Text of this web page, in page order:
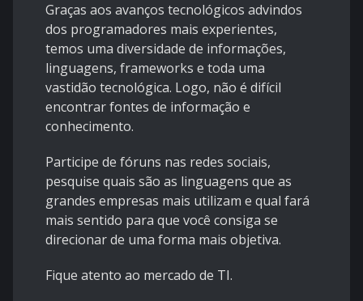
Graças aos avanços tecnológicos advindos
dos programadores mais experientes,
temos uma diversidade de informações,
linguagens, frameworks e toda uma
vastidão tecnológica. Logo, não é difícil
encontrar fontes de informação e
conhecimento.
Participe de fóruns nas redes sociais,
pesquise quais são as linguagens que as
grandes empresas mais utilizam e qual fará
mais sentido para que você consiga se
direcionar de uma forma mais objetiva.
Fique atento ao mercado de TI.